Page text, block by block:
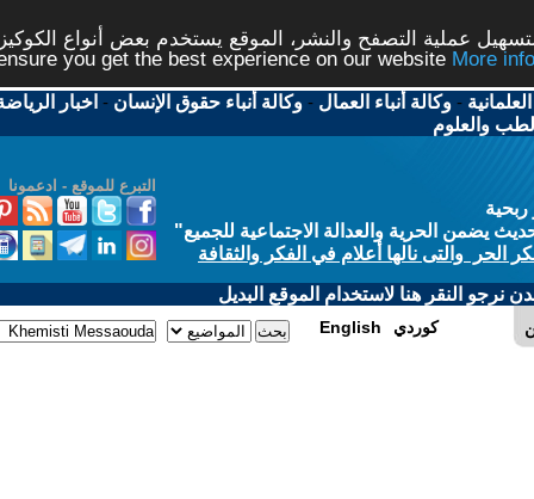
الموقع يستخدم بعض أنواع الكوكيز نرجو النقر على الزر
-وكالة أنباء حقوق الإنسان-اخبار الرياضة-اخبار
للجميع"
الفكر والثقافة
الموقع البديل